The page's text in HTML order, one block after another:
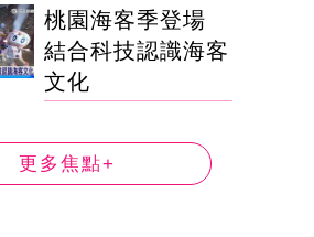
桃園海客季登場
結合科技認識海客
文化
更多焦點+